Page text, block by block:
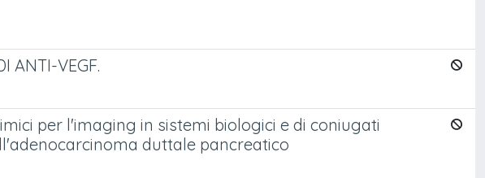
ANTI-VEGF.
per l'imaging in sistemi biologici e di coniugati
duttale pancreatico